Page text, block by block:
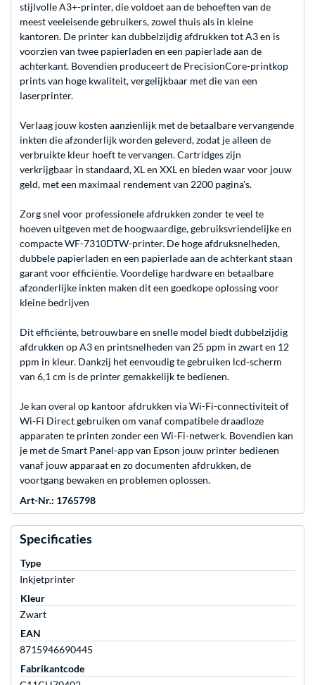
stijlvolle A3+-printer, die voldoet aan de behoeften van de
meest veeleisende gebruikers, zowel thuis als in kleine
kantoren. De printer kan dubbelzijdig afdrukken tot A3 en is
voorzien van twee papierladen en een papierlade aan de
achterkant. Bovendien produceert de PrecisionCore-printkop
prints van hoge kwaliteit, vergelijkbaar met die van een
laserprinter.
Verlaag jouw kosten aanzienlijk met de betaalbare vervangende
inkten die afzonderlijk worden geleverd, zodat je alleen de
verbruikte kleur hoeft te vervangen. Cartridges zijn
verkrijgbaar in standaard, XL en XXL en bieden waar voor jouw
geld, met een maximaal rendement van 2200 pagina's.
Zorg snel voor professionele afdrukken zonder te veel te
hoeven uitgeven met de hoogwaardige, gebruiksvriendelijke en
compacte WF-7310DTW-printer. De hoge afdruksnelheden,
dubbele papierladen en een papierlade aan de achterkant staan
garant voor efficiëntie. Voordelige hardware en betaalbare
afzonderlijke inkten maken dit een goedkope oplossing voor
kleine bedrijven
Dit efficiënte, betrouwbare en snelle model biedt dubbelzijdig
afdrukken op A3 en printsnelheden van 25 ppm in zwart en 12
ppm in kleur. Dankzij het eenvoudig te gebruiken lcd-scherm
van 6,1 cm is de printer gemakkelijk te bedienen.
Je kan overal op kantoor afdrukken via Wi-Fi-connectiviteit of
Wi-Fi Direct gebruiken om vanaf compatibele draadloze
apparaten te printen zonder een Wi-Fi-netwerk. Bovendien kan
je met de Smart Panel-app van Epson jouw printer bedienen
vanaf jouw apparaat en zo documenten afdrukken, de
voortgang bewaken en problemen oplossen.
Art-Nr.: 1765798
Specificaties
Type
Inkjetprinter
Kleur
Zwart
EAN
8715946690445
Fabrikantcode